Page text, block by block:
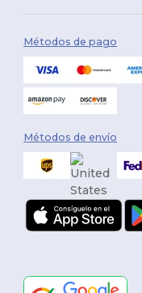
Métodos de pago
Métodos de envío